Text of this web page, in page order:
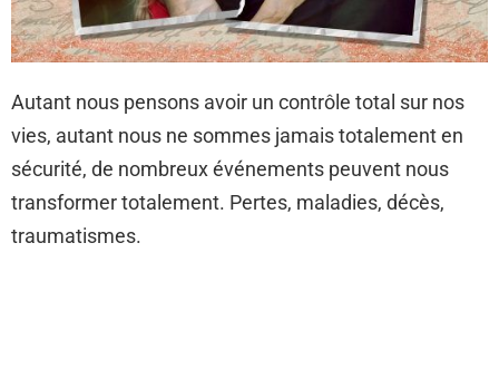
Autant nous pensons avoir un contrôle total sur nos
vies, autant nous ne sommes jamais totalement en
sécurité, de nombreux événements peuvent nous
transformer totalement. Pertes, maladies, décès,
traumatismes.